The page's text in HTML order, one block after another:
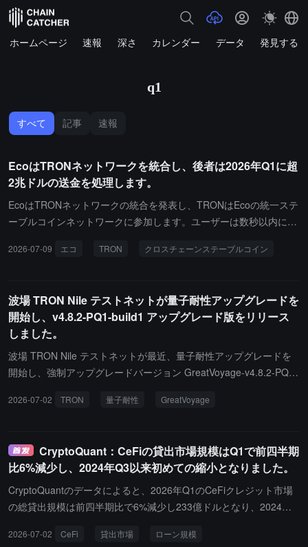
ホームページ 速報 深さ カレンダー データ 発見する
q1
すべて 記事 速報
EcoはTRONネットワークを統合し、後者は2026年Q1に超
2兆ドルの送金を処理します。
EcoはTRONネットワークの統合を発表し、TRONはEcoの統一ステ
ーブルコインネットワークに参加します。ユーザーは数秒以内にT
ONは2026年第1四半期に2兆ドルを超える送金を処理し、860億ド
を組み込むことができ、Eco Routes CLIを通じてTRONと他のサポ
ートネットワーク間のUSDT流動性に接続できます。TRON DAOコ
ミュニティのスポークスパーソンであるSam Elfarraは、Ecoのイン
フラがTRONの3.91億ユーザーと開発者が複数のチェーンで流動性
とアプリにアクセスできるようにすると述べました。TRONブロッ
ト、140億を超える総取引、260億ドルを超える総ロックバリュー
2026-07-09 エコ TRON クロスチェーンステーブルコイン
波場 TRON Nile テストネットが量子耐性アップグレードを
開始し、v4.8.2-PQ1-build1 アップグレード版をリリース
しました。
波場 TRON Nile テストネットが最近、量子耐性アップグレードを
開始し、強制アップグレードバージョン GreatVoyage-v4.8.2-PQ1-
子署名機能が導入され、Falcon-512 と ML-DSA-44 の2つの署名ア
機能は取引署名、SR ブロック生成署名、P2P リレー ノードのハン
ドシェイク、及び TVM コントラクトの検証などのシーンで適用可
能です。波場 TRON は、Nile テストネットノードを展開している
開発者に対し、できるだけ早くバージョンアップグレードを完了す
した後にのみ、Nile テストネットで正式に有効となります。テスト
2026-07-02 TRON 量子耐性 GreatVoyage
CryptoQuant：CeFiの貸出市場規模はQ1で前四半期
比6%減少し、2024年Q3以来初めての縮小となりました。
CryptoQuantのデータによると、2026年Q1のCeFiクレジット市場
の総貸出規模は前四半期比で6%減少し233億ドルとなり、2024年Q
号ユーザーがベアマーケットでレバレッジを減少させたことに起因
2026-07-02 CeFi 貸出市場 ローン規模